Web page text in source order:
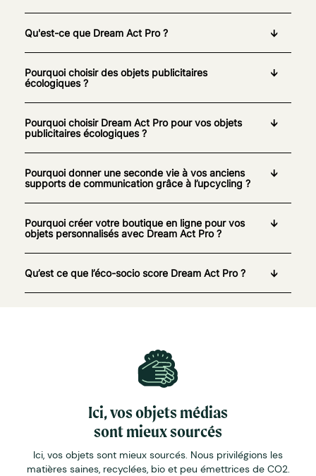
Qu'est-ce que Dream Act Pro ?
Pourquoi choisir des objets publicitaires
écologiques ?
Pourquoi choisir Dream Act Pro pour vos objets
publicitaires écologiques ?
Pourquoi donner une seconde vie à vos anciens
supports de communication grâce à l’upcycling ?
Pourquoi créer votre boutique en ligne pour vos
objets personnalisés avec Dream Act Pro ?
Qu’est ce que l’éco-socio score Dream Act Pro ?
Ici, vos objets médias
sont mieux sourcés
Ici, vos objets sont mieux sourcés. Nous privilégions les
matières saines, recyclées, bio et peu émettrices de CO2.